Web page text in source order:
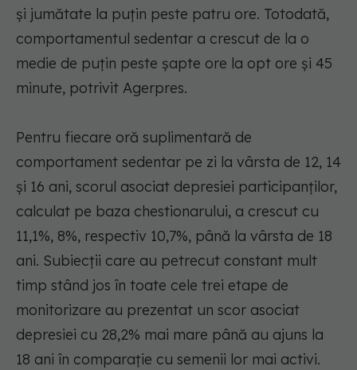
şi jumătate la puţin peste patru ore. Totodată,
comportamentul sedentar a crescut de la o
medie de puţin peste şapte ore la opt ore şi 45
minute, potrivit Agerpres.
Pentru fiecare oră suplimentară de
comportament sedentar pe zi la vârsta de 12, 14
şi 16 ani, scorul asociat depresiei participanţilor,
calculat pe baza chestionarului, a crescut cu
11,1%, 8%, respectiv 10,7%, până la vârsta de 18
ani. Subiecţii care au petrecut constant mult
timp stând jos în toate cele trei etape de
monitorizare au prezentat un scor asociat
depresiei cu 28,2% mai mare până au ajuns la
18 ani în comparaţie cu semenii lor mai activi.